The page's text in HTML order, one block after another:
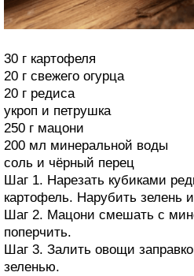
30 г картофеля
20 г свежего огурца
20 г редиса
укроп и петрушка
250 г мацони
200 мл минеральной воды
соль и чёрный перец
Шаг 1. Нарезать кубиками
картофель. Нарубить зелень
Шаг 2. Мацони смешать с
поперчить.
Шаг 3. Залить овощи
зеленью.